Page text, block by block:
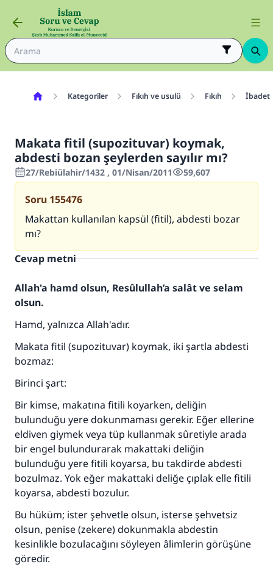
Kategoriler Fıkıh ve usulü Fıkıh
Makata fitil (supozituvar) koymak,
abdesti bozan şeylerden sayılır mı?
27/Rebiülahir/1432 , 01/Nisan/2011 59,607
Soru 155476
Makattan kullanılan kapsül (fitil), abdesti bozar
mı?
Cevap metni
Allah'a hamd olsun, Resûlullah’a salât ve selam
olsun.
Hamd, yalnızca Allah'adır.
Makata fitil (supozituvar) koymak, iki şartla abdesti
bozmaz:
Birinci şart:
Bir kimse, makatına fitili koyarken, deliğin
bulunduğu yere dokunmaması gerekir. Eğer ellerine
eldiven giymek veya tüp kullanmak sûretiyle arada
bir engel bulundurarak makattaki deliğin
bulunduğu yere fitili koyarsa, bu takdirde abdesti
bozulmaz. Yok eğer makattaki deliğe çıplak elle fitili
koyarsa, abdesti bozulur.
Bu hüküm; ister şehvetle olsun, isterse şehvetsiz
olsun, penise (zekere) dokunmakla abdestin
kesinlikle bozulacağını söyleyen âlimlerin görüşüne
göredir.